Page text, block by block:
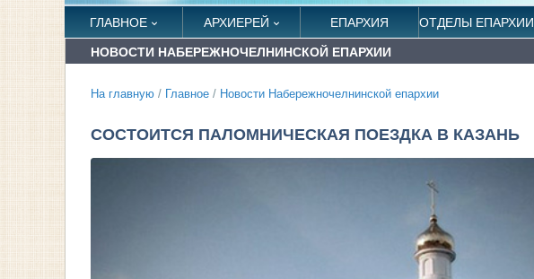
ГЛАВНОЕ АРХИЕРЕЙ ЕПАРХИЯ ОТДЕЛЫ ЕПАРХИИ
НОВОСТИ НАБЕРЕЖНОЧЕЛНИНСКОЙ ЕПАРХИИ
На главную / Главное / Новости Набережночелнинской епархии
СОСТОИТСЯ ПАЛОМНИЧЕСКАЯ ПОЕЗДКА В КАЗАНЬ